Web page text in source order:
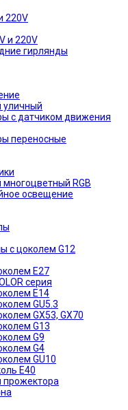
220V
и 220V
гирлянды
уличный
с датчиком движения
переносные
RGB
освещение
с цоколем G12
E27
серия
E14
GU5.3
GX53, GX70
G13
G9
G4
GU10
Е40